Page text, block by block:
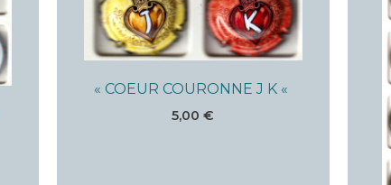
« COEUR COURONNE J K «
5,00€